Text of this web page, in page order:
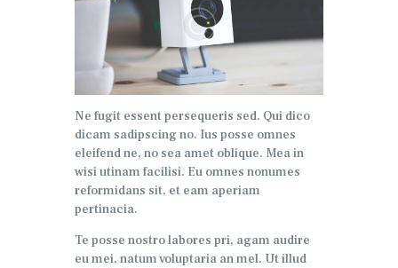
Ne fugit essent persequeris sed. Qui dico
dicam sadipscing no. Ius posse omnes
eleifend ne, no sea amet oblique. Mea in
wisi utinam facilisi. Eu omnes nonumes
reformidans sit, et eam aperiam
pertinacia.
Te posse nostro labores pri, agam audire
eu mei, natum voluptaria an mel. Ut illud